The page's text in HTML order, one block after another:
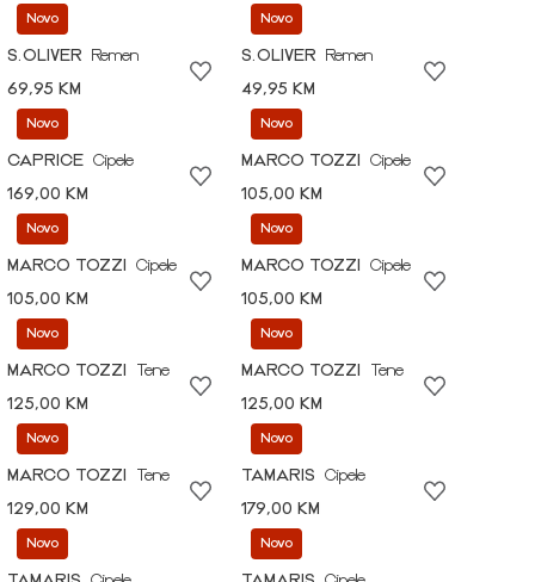
Novo
S.OLIVER
Remen
69,95 KM
Novo
S.OLIVER
Remen
49,95 KM
Novo
CAPRICE Cipele
169,00 KM
Novo
MARCO TOZZI
Cipele
105,00 KM
Novo
MARCO TOZZI
Cipele
105,00 KM
Novo
MARCO TOZZI
Cipele
105,00 KM
Novo
MARCO TOZZI
Tene
125,00 KM
Novo
MARCO TOZZI
Tene
125,00 KM
Novo
MARCO TOZZI
Tene
129,00 KM
Novo
TAMARIS
Cipele
179,00 KM
Novo Novo